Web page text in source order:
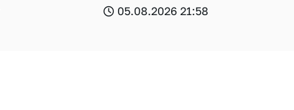
05.08.2026 21:58